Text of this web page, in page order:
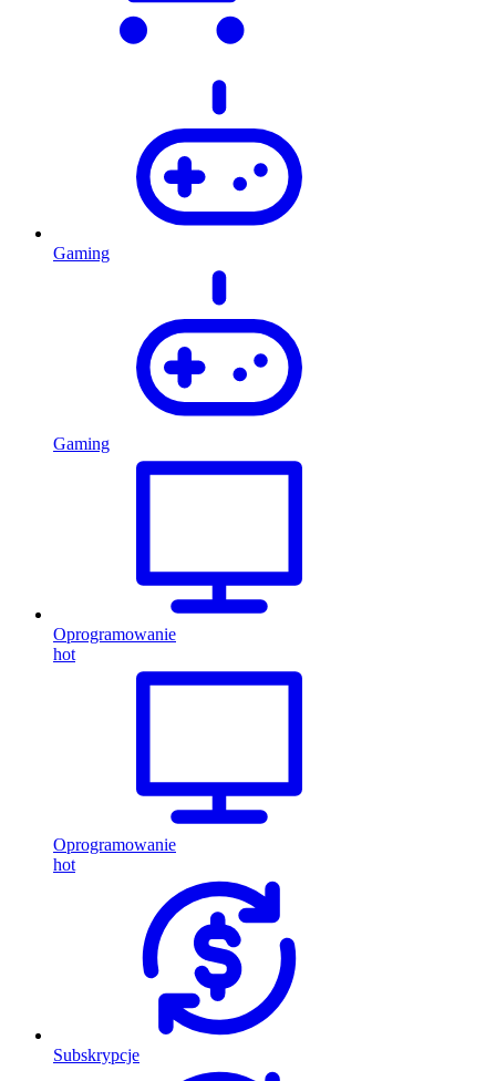
Gaming
Gaming
Oprogramowanie
hot
Oprogramowanie
hot
Subskrypcje